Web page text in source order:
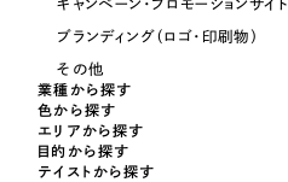
さらに条件を追加する
キャンペーン・プロモーションサイト
ブランディング（ロゴ・印刷物）
その他
業種から探す
色から探す
エリアから探す
目的から探す
テイストから探す